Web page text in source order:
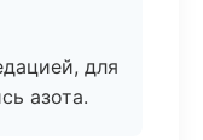
для
азота.